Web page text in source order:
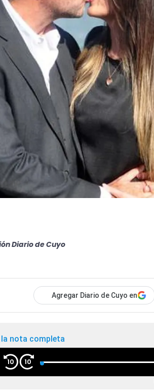
Diario de Cuyo
Agregar Diario de Cuyo en
la nota completa
10 10